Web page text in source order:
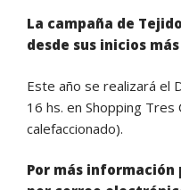
La campaña de
desde sus inicios
Este año se realizará el
16 hs. en Shopping Tres
calefaccionado).
Por más